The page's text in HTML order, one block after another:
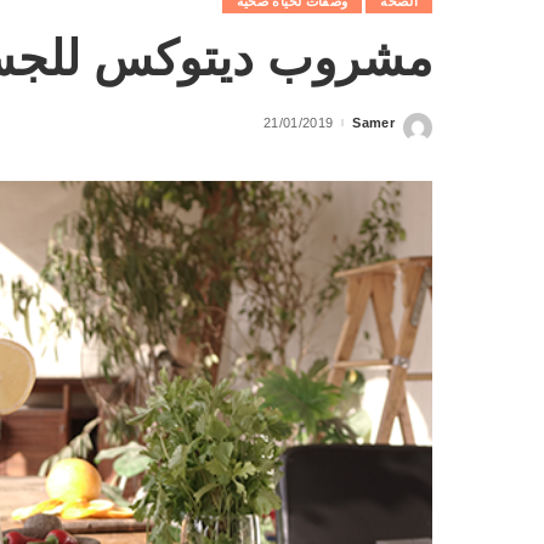
مشروب ديتوكس
Posted
Samer
21/01/2019